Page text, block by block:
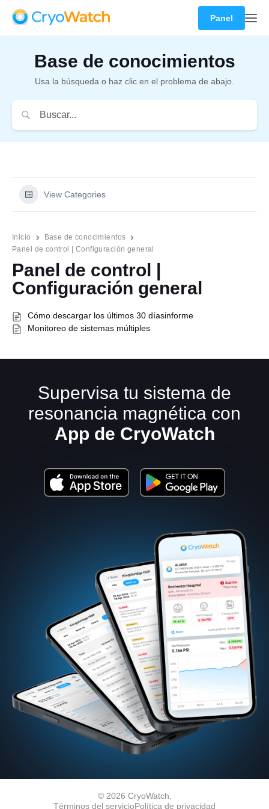
Español
Panel
Base de conocimientos
Usa la búsqueda o haz clic en el problema de abajo.
View Categories
Inicio
Base de conocimientos
Panel de control | Configuración general
Panel de control |
Configuración general
Cómo descargar los últimos 30 díasinforme
Monitoreo de sistemas múltiples
Supervisa tu sistema de
resonancia magnética con
App de CryoWatch
© 2026 CryoWatch.
Términos del servicioPolítica de privacidad